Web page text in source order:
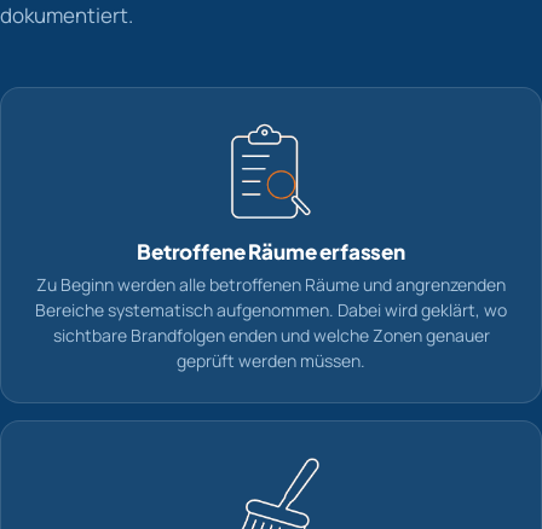
dokumentiert.
Betroffene Räume erfassen
Zu Beginn werden alle betroffenen Räume und angrenzenden
Bereiche systematisch aufgenommen. Dabei wird geklärt, wo
sichtbare Brandfolgen enden und welche Zonen genauer
geprüft werden müssen.